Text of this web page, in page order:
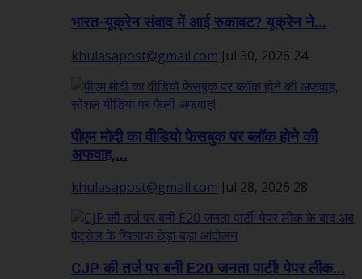
भारत-यूक्रेन संवाद में आई रुकावट? यूक्रेन ने...
khulasapost@gmail.com Jul 30, 2026 24
पीएम मोदी का वीडियो फेसबुक पर ब्लॉक होने की
अफवाह,...
khulasapost@gmail.com Jul 28, 2026 28
CJP की तर्ज पर बनी E20 जनता पार्टी! पेपर लीक...